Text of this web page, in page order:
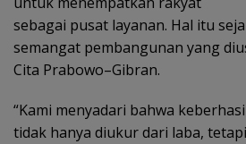
sebagai pusat layanan. Hal itu
semangat pembangunan yang
Cita Prabowo–Gibran.
“Kami menyadari bahwa
tidak hanya diukur dari laba,